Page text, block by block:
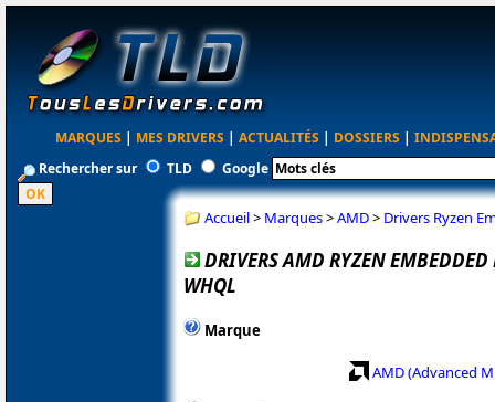
MARQUES | MES DRIVERS | ACTUALITÉS | DOSSIERS |
Rechercher sur
TLD Google
Accueil> Marques>AMD> Drivers Ryzen
DRIVERS AMD RYZEN
WHQL
Marque
AMD (Advanced